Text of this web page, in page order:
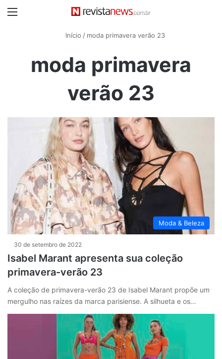
Início / moda primavera verão 23
moda primavera
verão 23
Moda & Beleza
30 de setembro de 2022
Isabel Marant apresenta sua coleção
primavera-verão 23
A coleção de primavera-verão 23 de Isabel Marant propõe um
mergulho nas raízes da marca parisiense. A silhueta e os…